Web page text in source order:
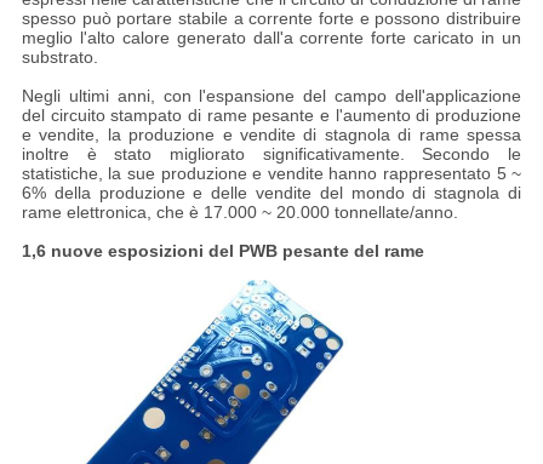
spesso può portare stabile a corrente forte e possono distribuire
meglio l'alto calore generato dall'a corrente forte caricato in un
substrato.
Negli ultimi anni, con l'espansione del campo dell'applicazione
del circuito stampato di rame pesante e l'aumento di produzione
e vendite, la produzione e vendite di stagnola di rame spessa
inoltre è stato migliorato significativamente. Secondo le
statistiche, la sue produzione e vendite hanno rappresentato 5 ~
6% della produzione e delle vendite del mondo di stagnola di
rame elettronica, che è 17.000 ~ 20.000 tonnellate/anno.
1,6 nuove esposizioni del PWB pesante del rame